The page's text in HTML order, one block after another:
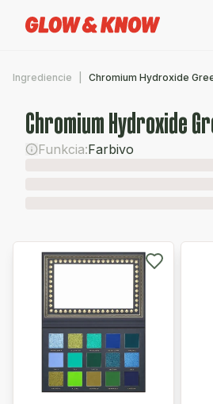
Ingrediencie Chromium Hydroxide
Chromium Hydroxide
Funkcia:Farbivo